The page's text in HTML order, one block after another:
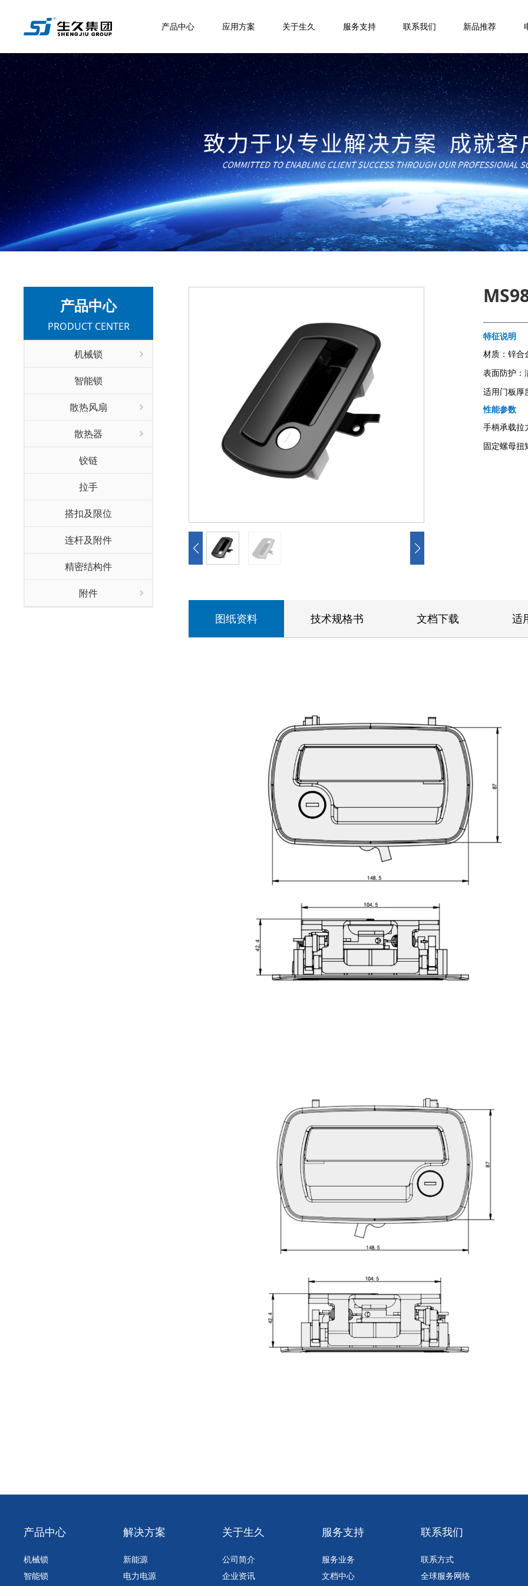
产品中心 应用方案 关于生久 服务支持 联系我们 新品推荐
产品中心
PRODUCT CENTER
机械锁
智能锁
散热风扇
散热器
铰链
拉手
搭扣及限位
连杆及附件
精密结构件
附件
特征说明
材质：锌合
表面防护：
适用门板
性能参数
手柄承载拉
固定螺母
图纸资料 技术规格书 文档下载 适
产品中心
机械锁
智能锁
解决方案
新能源
电力电源
关于生久
公司简介
企业资讯
服务支持
服务业务
文档中心
联系我们
联系方式
全球服务网络